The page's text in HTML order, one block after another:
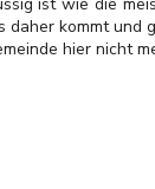
kommt und
hier nicht